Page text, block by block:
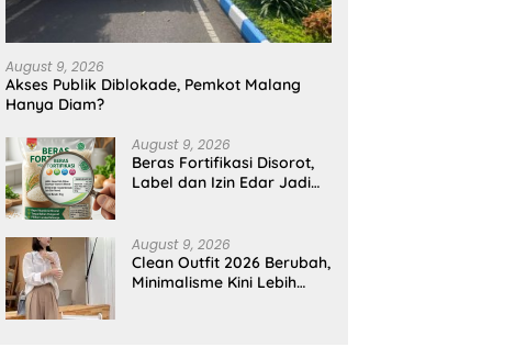
August 9, 2026
Akses Publik Diblokade, Pemkot Malang
Hanya Diam?
August 9, 2026
Beras Fortifikasi Disorot,
Label dan Izin Edar Jadi
August 9, 2026
Clean Outfit 2026 Berubah,
Minimalisme Kini Lebih